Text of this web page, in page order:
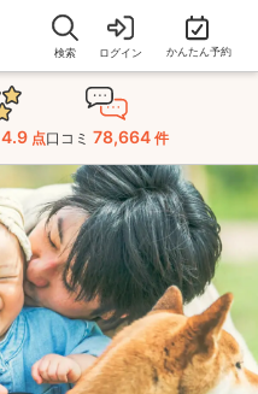
検索 ログイン かんたん予約
4.9 点口コミ 78,664 件